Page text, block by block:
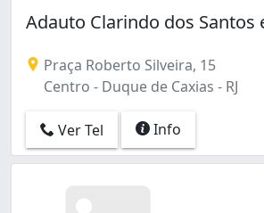
Adauto Clarindo dos Santos
Praça Roberto Silveira, 15
Centro - Duque de Caxias - RJ
Ver Tel Info